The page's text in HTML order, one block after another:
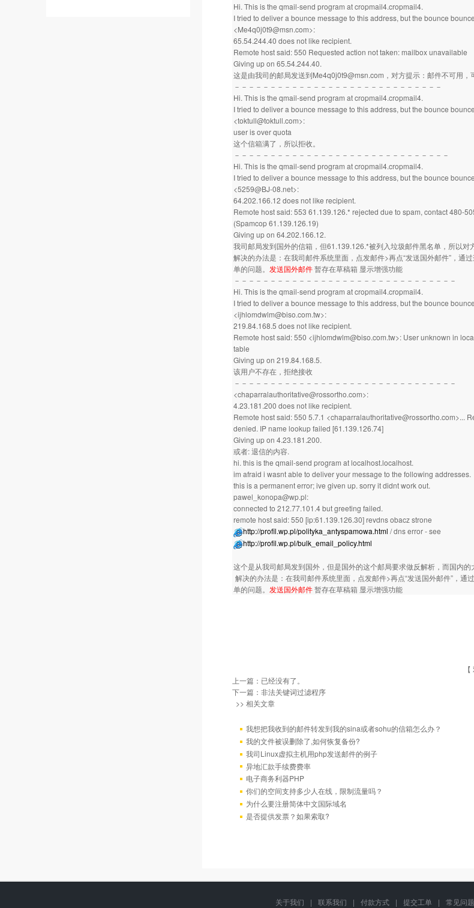
Hi. This is the qmail-send program at cropmail4.cropmail4.
I tried to deliver a bounce message to this address, but the bounce
<Me4q0j0t9@msn.com>:
65.54.244.40 does not like recipient.
Remote host said: 550 Requested action not taken: mailbox unavailable
Giving up on 65.54.244.40.
这是由我司的邮局发送到Me4q0j0t9@msn.com，对方提示：邮件不可用，
－－－－－－－－－－－－－－－－－－－－－－－－－－－－－
Hi. This is the qmail-send program at cropmail4.cropmail4.
I tried to deliver a bounce message to this address, but the bounce
<toktull@toktull.com>:
user is over quota
这个信箱满了，所以拒收。
－－－－－－－－－－－－－－－－－－－－－－－－－－－－－－
Hi. This is the qmail-send program at cropmail4.cropmail4.
I tried to deliver a bounce message to this address, but the bounce
<5259@BJ-08.net>:
64.202.166.12 does not like recipient.
Remote host said: 553 61.139.126.* rejected due to spam, contact 480-
(Spamcop 61.139.126.19)
Giving up on 64.202.166.12.
我司邮局发到国外的信箱，但61.139.126.*被列入垃圾邮件黑名单，所以对
解决的办法是：在我司邮件系统里面，点发邮件>再点“发送国外邮件”，通
单的问题。 发送国外邮件暂存在草稿箱 显示增强功能
－－－－－－－－－－－－－－－－－－－－－－－－－－－－－－－
Hi. This is the qmail-send program at cropmail4.cropmail4.
I tried to deliver a bounce message to this address, but the bounce
<ijhlomdwlm@biso.com.tw>:
219.84.168.5 does not like recipient.
Remote host said: 550 <ijhlomdwlm@biso.com.tw>: User unknown in
table
Giving up on 219.84.168.5.
该用户不存在，拒绝接收
－－－－－－－－－－－－－－－－－－－－－－－－－－－－－－－
<chaparralauthoritative@rossortho.com>:
4.23.181.200 does not like recipient.
Remote host said: 550 5.7.1 <chaparralauthoritative@rossortho.com>...
denied. IP name lookup failed [61.139.126.74]
Giving up on 4.23.181.200.
或者: 退信的内容.
hi. this is the qmail-send program at localhost.localhost.
im afraid i wasnt able to deliver your message to the following addresses.
this is a permanent error; ive given up. sorry it didnt work out.
pawel_konopa@wp.pl:
connected to 212.77.101.4 but greeting failed.
remote host said: 550 [ip:61.139.126.30] revdns obacz strone
http://profil.wp.pl/polityka_antyspamowa.html / dns error - see
http://profil.wp.pl/bulk_email_policy.html
这个是从我司邮局发到国外，但是国外的这个邮局要求做反解析，而国内的
解决的办法是：在我司邮件系统里面，点发邮件>再点“发送国外邮件”，
单的问题。 发送国外邮件暂存在草稿箱 显示增强功能
上一篇：已经没有了。
下一篇： 非法关键词过滤程序
>> 相关文章
我想把我收到的邮件转发到我的sina或者sohu的信箱怎么办？
我的文件被误删除了,如何恢复备份?
我司Linux虚拟主机用php发送邮件的例子
异地汇款手续费费率
电子商务利器PHP
你们的空间支持多少人在线，限制流量吗？
为什么要注册简体中文国际域名
是否提供发票？如果索取?
关于我们 | 联系我们 | 付款方式 | 提交工单 | 常见问题